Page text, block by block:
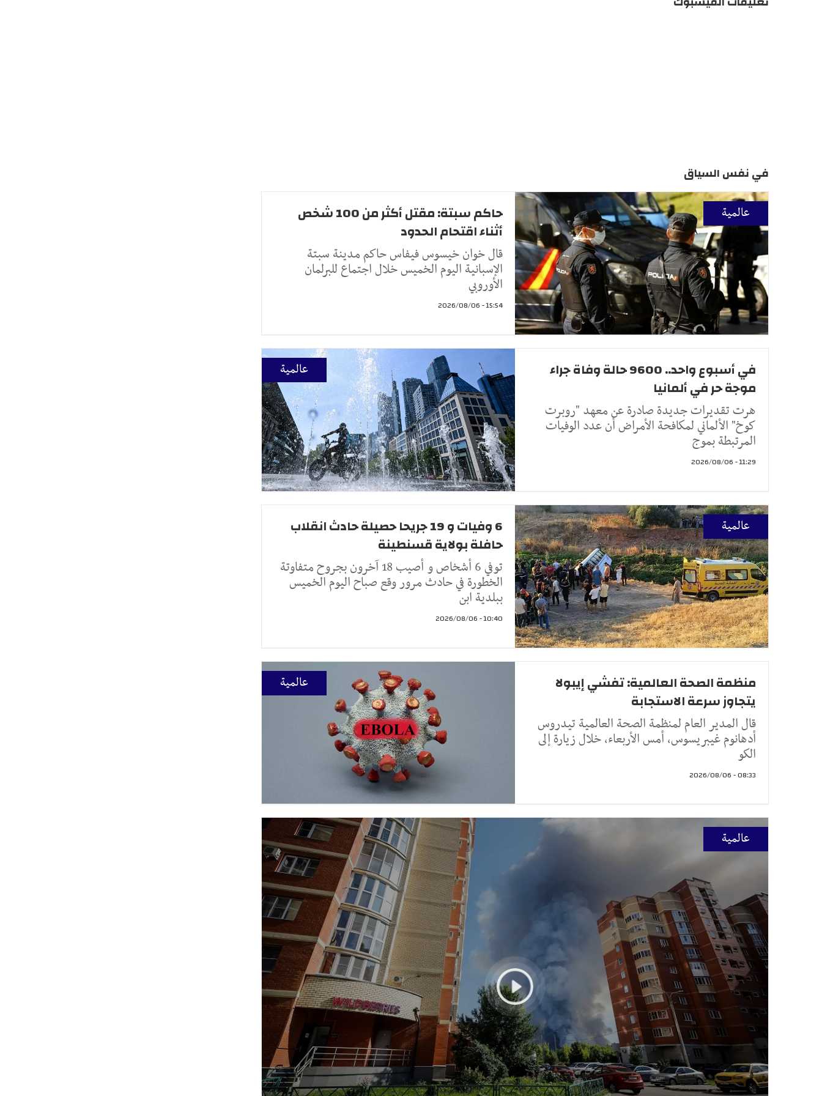
في نفس السياق
عالمية
حاكم سبتة: مقتل أكثر من 100 شخص
أثناء اقتحام الحدود
قال ‌خوان ‌خيسوس فيفاس ‌حاكم مدينة سبتة
⁠الإسبانية اليوم ​الخميس خلال ⁠اجتماع للبرلمان
الأوروبي ⁠
15:54 - 2026/08/06
عالمية
في أسبوع واحد.. 9600 حالة وفاة جراء
موجة حر في ألمانيا
هرت تقديرات جديدة صادرة عن معهد "روبرت
كوخ" الألماني لمكافحة الأمراض أن عدد الوفيات
المرتبطة بموج
11:29 - 2026/08/06
عالمية
6 وفيات و 19 جريحا حصيلة حادث انقلاب
حافلة بولاية قسنطينة
توفي 6 أشخاص و أصيب 18 آخرون بجروح متفاوتة
الخطورة في حادث مرور وقع صباح اليوم الخميس
ببلدية ابن
10:40 - 2026/08/06
عالمية
منظمة الصحة العالمية: تفشي إيبولا
يتجاوز سرعة الاستجابة
قال المدير العام لمنظمة الصحة العالمية تيدروس
أدهانوم غيبريسوس، أمس الأربعاء، خلال زيارة إلى
الكو
08:33 - 2026/08/06
عالمية